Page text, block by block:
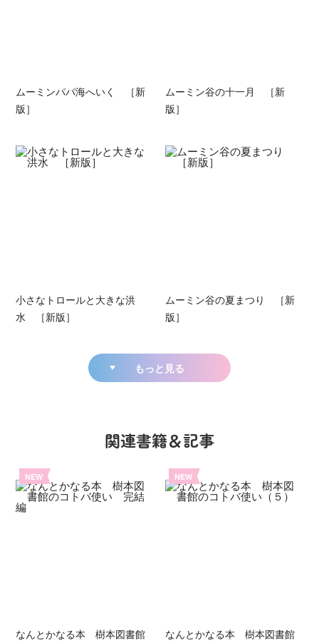
ムーミンパパ海へいく ［新
版］
ムーミン谷の十一月 ［新
版］
小さなトロールと大きな洪
水 ［新版］
ムーミン谷の夏まつり ［新
版］
もっと見る
関連書籍＆記事
NEW
なんとかなる本 樹本図書館
NEW
なんとかなる本 樹本図書館